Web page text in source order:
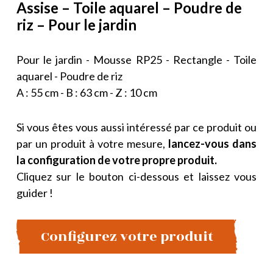
Assise – Toile aquarel – Poudre de
riz – Pour le jardin
Pour le jardin - Mousse RP25 - Rectangle - Toile
aquarel - Poudre de riz
A : 55 cm - B : 63 cm - Z : 10 cm
Si vous êtes vous aussi intéressé par ce produit ou
par un produit à votre mesure, lancez-vous dans
la configuration de votre propre produit.
Cliquez sur le bouton ci-dessous et laissez vous
guider !
Configurez votre produit